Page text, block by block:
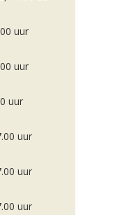
uur
uur
uur
uur
uur
uur